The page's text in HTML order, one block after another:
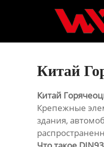
Контакты
Китай
Китай
Крепежные
здания,